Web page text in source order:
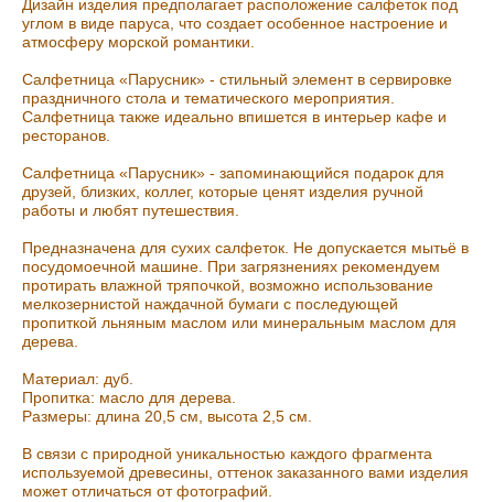
Дизайн изделия предполагает расположение салфеток под
углом в виде паруса, что создает особенное настроение и
атмосферу морской романтики.
Салфетница «Парусник» - стильный элемент в сервировке
праздничного стола и тематического мероприятия.
Салфетница также идеально впишется в интерьер кафе и
ресторанов.
Салфетница «Парусник» - запоминающийся подарок для
друзей, близких, коллег, которые ценят изделия ручной
работы и любят путешествия.
Предназначена для сухих салфеток. Не допускается мытьё в
посудомоечной машине. При загрязнениях рекомендуем
протирать влажной тряпочкой, возможно использование
мелкозернистой наждачной бумаги с последующей
пропиткой льняным маслом или минеральным маслом для
дерева.
Материал: дуб.
Пропитка: масло для дерева.
Размеры: длина 20,5 см, высота 2,5 см.
В связи с природной уникальностью каждого фрагмента
используемой древесины, оттенок заказанного вами изделия
может отличаться от фотографий.